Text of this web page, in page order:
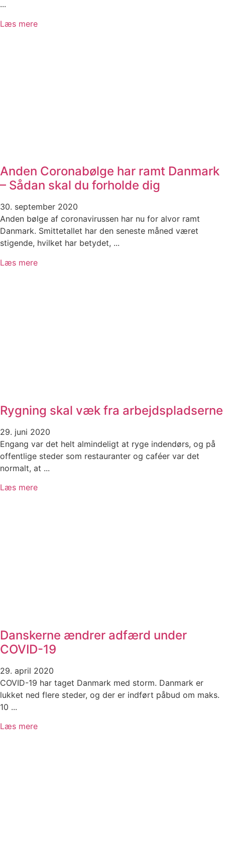
...
Læs mere
Anden Coronabølge har ramt Danmark
– Sådan skal du forholde dig
30. september 2020
Anden bølge af coronavirussen har nu for alvor ramt
Danmark. Smittetallet har den seneste måned været
stigende, hvilket har betydet, ...
Læs mere
Rygning skal væk fra arbejdspladserne
29. juni 2020
Engang var det helt almindeligt at ryge indendørs, og på
offentlige steder som restauranter og caféer var det
normalt, at ...
Læs mere
Danskerne ændrer adfærd under
COVID-19
29. april 2020
COVID-19 har taget Danmark med storm. Danmark er
lukket ned flere steder, og der er indført påbud om maks.
10 ...
Læs mere